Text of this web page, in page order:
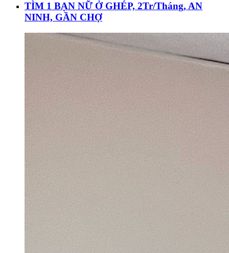
TÌM 1 BẠN NỮ Ở GHÉP, 2Tr/Tháng, AN
NINH, GẦN CHỢ